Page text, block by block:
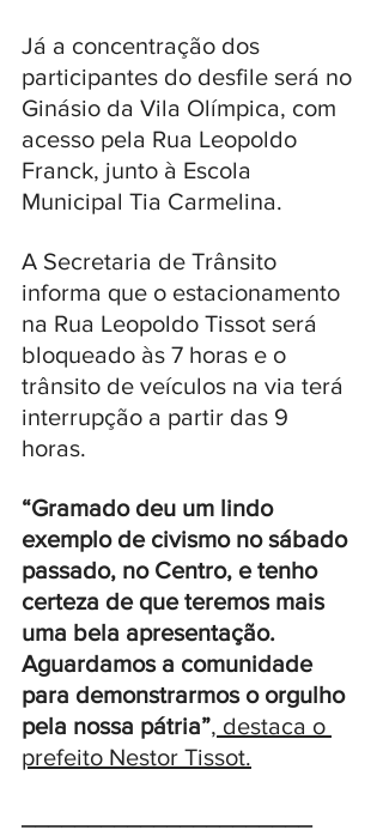
Já a concentração dos
participantes do desfile será no
Ginásio da Vila Olímpica, com
acesso pela Rua Leopoldo
Franck, junto à Escola
Municipal Tia Carmelina.
A Secretaria de Trânsito
informa que o estacionamento
na Rua Leopoldo Tissot será
bloqueado às 7 horas e o
trânsito de veículos na via terá
interrupção a partir das 9
horas.
“Gramado deu um lindo
exemplo de civismo no sábado
passado, no Centro, e tenho
certeza de que teremos mais
uma bela apresentação.
Aguardamos a comunidade
para demonstrarmos o orgulho
pela nossa pátria”, destaca o
prefeito Nestor Tissot.